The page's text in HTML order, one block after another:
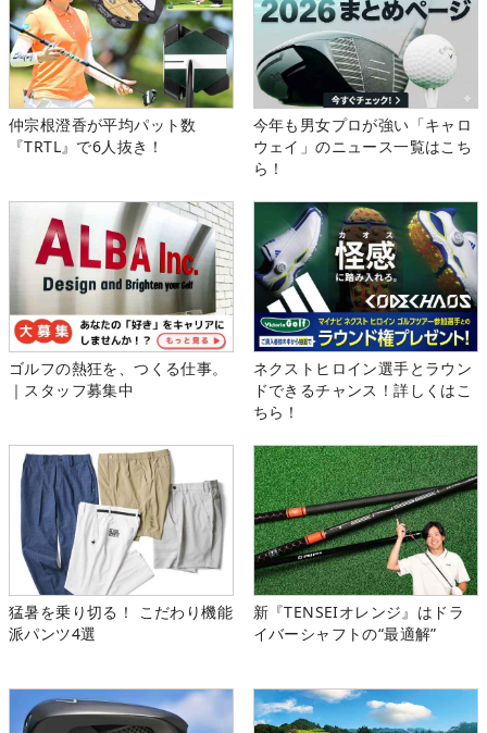
仲宗根澄香が平均パット数
『TRTL』で6人抜き！
今年も男女プロが強い「キャロ
ウェイ」のニュース一覧はこち
ら！
ゴルフの熱狂を、つくる仕事。
｜スタッフ募集中
ネクストヒロイン選手とラウン
ドできるチャンス！詳しくはこ
ちら！
猛暑を乗り切る！ こだわり機能
派パンツ4選
新『TENSEIオレンジ』はドラ
イバーシャフトの“最適解”